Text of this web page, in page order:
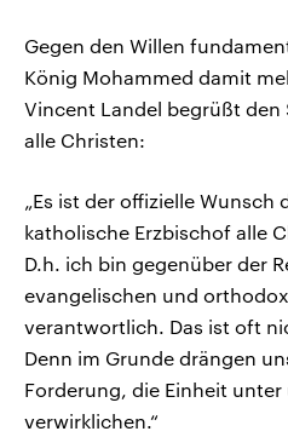
Gegen den Willen
König Mohammed damit
Vincent Landel begrüßt
alle Christen:
„Es ist der offizielle Wunsch
katholische Erzbischof alle
D.h. ich bin gegenüber der
evangelischen und
verantwortlich. Das ist oft
Denn im Grunde drängen
Forderung, die Einheit unter
verwirklichen.“